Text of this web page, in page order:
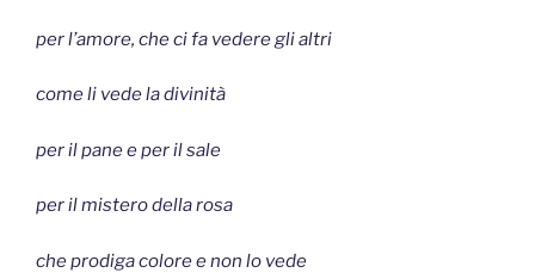
per l’amore, che ci fa vedere gli altri
come li vede la divinità
per il pane e per il sale
per il mistero della rosa
che prodiga colore e non lo vede